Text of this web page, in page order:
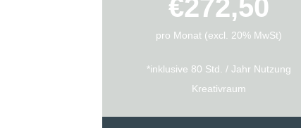
€272,50
pro Monat (excl. 20% MwSt)
*inklusive 80 Std. / Jahr Nutzung
Kreativraum